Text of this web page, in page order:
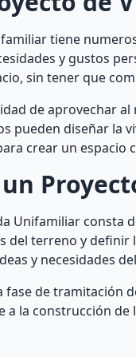
tiene
y gustos
sin tener que
de aprovechar
pueden diseñar la
crear un espacio
Unifamiliar consta
del terreno y
y necesidades
fase de tramitación
la construcción